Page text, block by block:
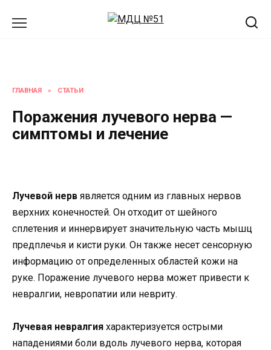
ГЛАВНАЯ » СТАТЬИ
Поражения лучевого нерва —
симптомы и лечение
Лучевой нерв является одним из главных нервов
верхних конечностей. Он отходит от шейного
сплетения и иннервирует значительную часть мышц
предплечья и кисти руки. Он также несет сенсорную
информацию от определенных областей кожи на
руке. Поражение лучевого нерва может привести к
невралгии, невропатии или невриту.
Лучевая невралгия характеризуется острыми
нападениями боли вдоль лучевого нерва, которая